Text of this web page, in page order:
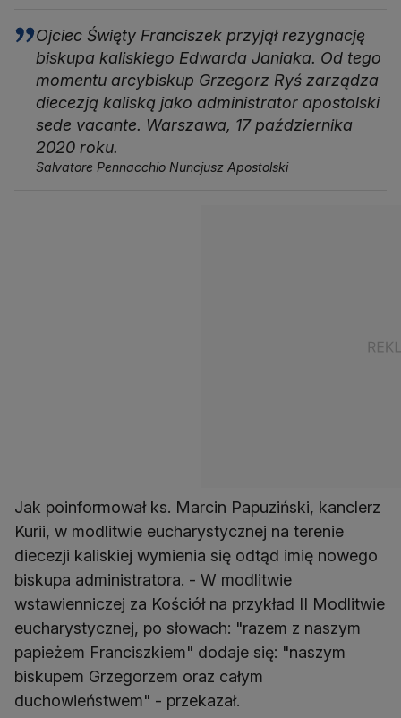
Ojciec Święty Franciszek przyjął rezygnację
biskupa kaliskiego Edwarda Janiaka. Od tego
momentu arcybiskup Grzegorz Ryś zarządza
diecezją kaliską jako administrator apostolski
sede vacante. Warszawa, 17 października
2020 roku.
Salvatore Pennacchio Nuncjusz Apostolski
Jak poinformował ks. Marcin Papuziński, kanclerz
Kurii, w modlitwie eucharystycznej na terenie
diecezji kaliskiej wymienia się odtąd imię nowego
biskupa administratora. - W modlitwie
wstawienniczej za Kościół na przykład II Modlitwie
eucharystycznej, po słowach: "razem z naszym
papieżem Franciszkiem" dodaje się: "naszym
biskupem Grzegorzem oraz całym
duchowieństwem" - przekazał.